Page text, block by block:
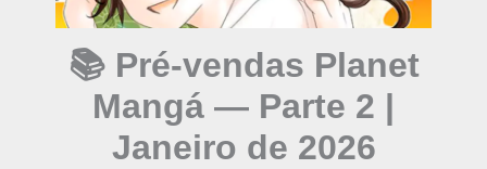
📚 Pré-vendas Planet
Mangá — Parte 2 |
Janeiro de 2026